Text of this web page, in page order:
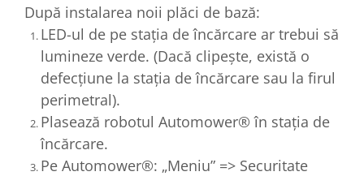
După instalarea noii plăci de bază:
LED-ul de pe stația de încărcare ar trebui să
lumineze verde. (Dacă clipește, există o
defecțiune la stația de încărcare sau la firul
perimetral).
Plasează robotul Automower® în stația de
încărcare.
Pe Automower®: „Meniu” => Securitate